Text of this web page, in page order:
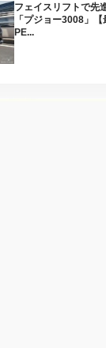
フェイスリフトで先
「プジョー3008」
PE...